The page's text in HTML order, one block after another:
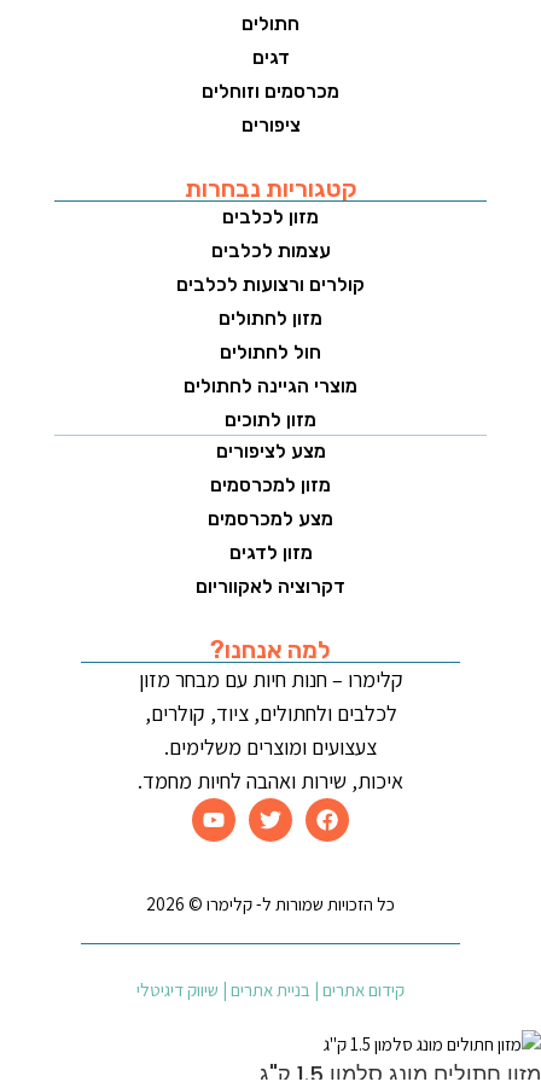
חתולים
דגים
מכרסמים וזוחלים
ציפורים
קטגוריות נבחרות
מזון לכלבים
עצמות לכלבים
קולרים ורצועות לכלבים
מזון לחתולים
חול לחתולים
מוצרי הגיינה לחתולים
מזון לתוכים
מצע לציפורים
מזון למכרסמים
מצע למכרסמים
מזון לדגים
דקרוציה לאקווריום
למה אנחנו?
קלימרו – חנות חיות עם מבחר מזון
לכלבים ולחתולים, ציוד, קולרים,
צעצועים ומוצרים משלימים.
איכות, שירות ואהבה לחיות מחמד.
כל הזכויות שמורות ל- קלימרו © 2026
קידום אתרים | בניית אתרים | שיווק דיגיטלי
מזון חתולים מונג סלמון 1.5 ק"ג